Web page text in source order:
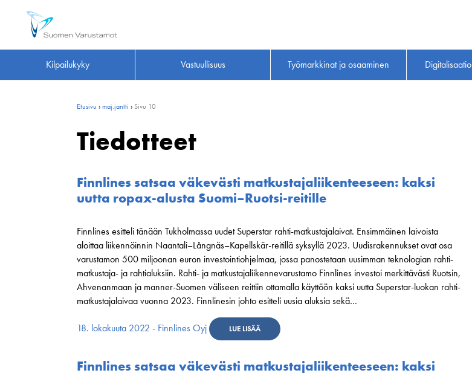
Kilpailukyky Vastuullisuus Työmarkkinat ja osaaminen
Etusivu ›maj.jantti ›Sivu 10
Tiedotteet
Finnlines satsaa väkevästi matkustajaliikenteeseen: kaksi
uutta ropax-alusta Suomi–Ruotsi-reitille
Finnlines esitteli tänään Tukholmassa uudet Superstar rahti-matkustajalaivat. Ensimmäinen laivoista
aloittaa liikennöinnin Naantali–Långnäs–Kapellskär-reitillä syksyllä 2023. Uudisrakennukset ovat osa
varustamon 500 miljoonan euron investointiohjelmaa, jossa panostetaan uusimman teknologian rahti-
matkustaja- ja rahtialuksiin. Rahti- ja matkustajaliikennevarustamo Finnlines investoi merkittävästi Ruotsin,
Ahvenanmaan ja manner-Suomen väliseen reittiin ottamalla käyttöön kaksi uutta Superstar-luokan rahti-
matkustajalaivaa vuonna 2023. Finnlinesin johto esitteli uusia aluksia sekä…
18. lokakuuta 2022 - Finnlines Oyj LUE LISÄÄ
Finnlines satsaa väkevästi matkustajaliikenteeseen: kaksi